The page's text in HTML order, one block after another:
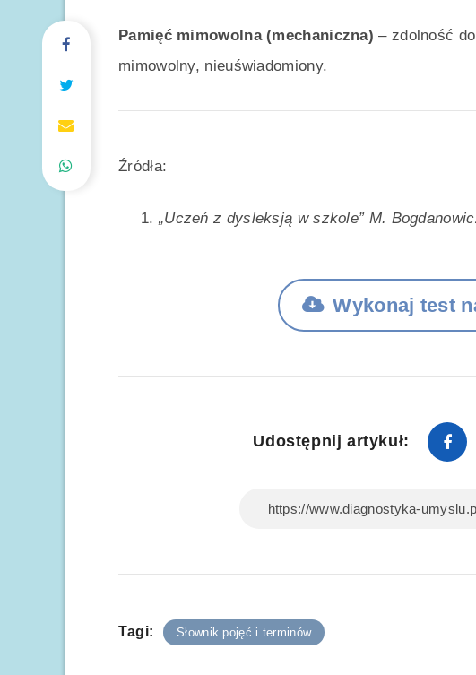
Pamięć mimowolna (mechaniczna) – zdolność
mimowolny, nieuświadomiony.
Źródła:
„Uczeń z dysleksją w szkole” M.
Wykonaj test
Udostępnij artykuł:
Tagi: Słownik pojęć i terminów